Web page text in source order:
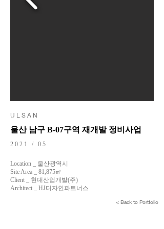
U L S A N
울산 남구 B-07구역 재개발 정비사업
2021 / 05
Location _ 울산광역시
Site Area _ 81,875㎡
Client _ 현대산업개발(주)
Architect _ HJ디자인파트너스
< Back to Portfolio